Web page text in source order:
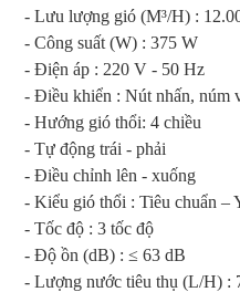
- Lưu lượng gió (M³/H) :
- Công suất (W) : 375 W
- Điện áp : 220 V - 50 Hz
- Điều khiển : Nút nhấn, núm
- Hướng gió thổi: 4 chiều
- Tự động trái - phải
- Điều chỉnh lên - xuống
- Kiểu gió thổi : Tiêu chuẩn –
- Tốc độ : 3 tốc độ
- Độ ồn (dB) : ≤ 63 dB
- Lượng nước tiêu thụ (L/H) :